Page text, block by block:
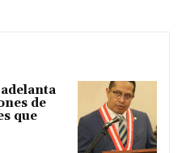
de
que